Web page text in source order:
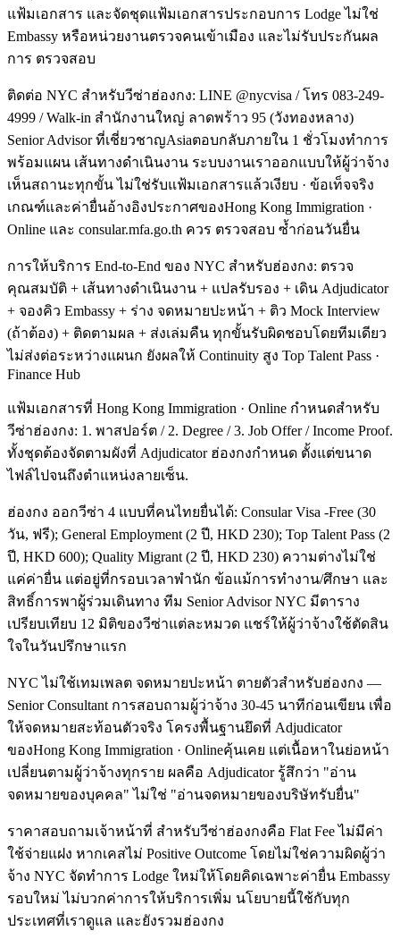
แฟ้มเอกสาร และจัดชุดแฟ้มเอกสารประกอบการ Lodge ไม่ใช่
Embassy หรือหน่วยงานตรวจคนเข้าเมือง และไม่รับประกันผล
การ ตรวจสอบ
ติดต่อ NYC สำหรับวีซ่าฮ่องกง: LINE @nycvisa / โทร 083-249-
4999 / Walk-in สำนักงานใหญ่ ลาดพร้าว 95 (วังทองหลาง)
Senior Advisor ที่เชี่ยวชาญAsiaตอบกลับภายใน 1 ชั่วโมงทำการ
พร้อมแผน เส้นทางดำเนินงาน ระบบงานเราออกแบบให้ผู้ว่าจ้าง
เห็นสถานะทุกขั้น ไม่ใช่รับแฟ้มเอกสารแล้วเงียบ · ข้อเท็จจริง
เกณฑ์และค่ายื่นอ้างอิงประกาศของHong Kong Immigration ·
Online และ consular.mfa.go.th ควร ตรวจสอบ ซ้ำก่อนวันยื่น
การให้บริการ End-to-End ของ NYC สำหรับฮ่องกง: ตรวจ
คุณสมบัติ + เส้นทางดำเนินงาน + แปลรับรอง + เดิน Adjudicator
+ จองคิว Embassy + ร่าง จดหมายปะหน้า + ติว Mock Interview
(ถ้าต้อง) + ติดตามผล + ส่งเล่มคืน ทุกขั้นรับผิดชอบโดยทีมเดียว
ไม่ส่งต่อระหว่างแผนก ยังผลให้ Continuity สูง Top Talent Pass ·
Finance Hub
แฟ้มเอกสารที่ Hong Kong Immigration · Online กำหนดสำหรับ
วีซ่าฮ่องกง: 1. พาสปอร์ต / 2. Degree / 3. Job Offer / Income Proof.
ทั้งชุดต้องจัดตามผังที่ Adjudicator ฮ่องกงกำหนด ตั้งแต่ขนาด
ไฟล์ไปจนถึงตำแหน่งลายเซ็น.
ฮ่องกง ออกวีซ่า 4 แบบที่คนไทยยื่นได้: Consular Visa -Free (30
วัน, ฟรี); General Employment (2 ปี, HKD 230); Top Talent Pass (2
ปี, HKD 600); Quality Migrant (2 ปี, HKD 230) ความต่างไม่ใช่
แค่ค่ายื่น แต่อยู่ที่กรอบเวลาพำนัก ข้อแม้การทำงาน/ศึกษา และ
สิทธิ์การพาผู้ร่วมเดินทาง ทีม Senior Advisor NYC มีตาราง
เปรียบเทียบ 12 มิติของวีซ่าแต่ละหมวด แชร์ให้ผู้ว่าจ้างใช้ตัดสิน
ใจในวันปรึกษาแรก
NYC ไม่ใช้เทมเพลต จดหมายปะหน้า ตายตัวสำหรับฮ่องกง —
Senior Consultant การสอบถามผู้ว่าจ้าง 30-45 นาทีก่อนเขียน เพื่อ
ให้จดหมายสะท้อนตัวจริง โครงพื้นฐานยึดที่ Adjudicator
ของHong Kong Immigration · Onlineคุ้นเคย แต่เนื้อหาในย่อหน้า
เปลี่ยนตามผู้ว่าจ้างทุกราย ผลคือ Adjudicator รู้สึกว่า "อ่าน
จดหมายของบุคคล" ไม่ใช่ "อ่านจดหมายของบริษัทรับยื่น"
ราคาสอบถามเจ้าหน้าที่ สำหรับวีซ่าฮ่องกงคือ Flat Fee ไม่มีค่า
ใช้จ่ายแฝง หากเคสไม่ Positive Outcome โดยไม่ใช่ความผิดผู้ว่า
จ้าง NYC จัดทำการ Lodge ใหม่ให้โดยคิดเฉพาะค่ายื่น Embassy
รอบใหม่ ไม่บวกค่าการให้บริการเพิ่ม นโยบายนี้ใช้กับทุก
ประเทศที่เราดูแล และยังรวมฮ่องกง